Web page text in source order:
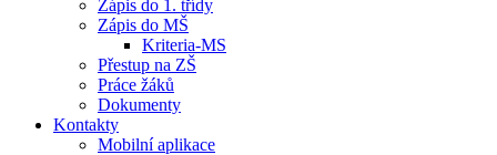
Zápis do 1. třídy
Zápis do MŠ
Kriteria-MS
Přestup na ZŠ
Práce žáků
Dokumenty
Kontakty
Mobilní aplikace